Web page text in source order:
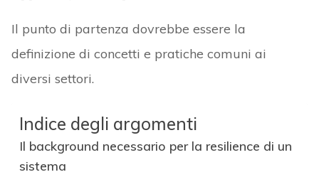
Il punto di partenza dovrebbe essere la
definizione di concetti e pratiche comuni ai
diversi settori.
Indice degli argomenti
Il background necessario per la resilience di un
sistema